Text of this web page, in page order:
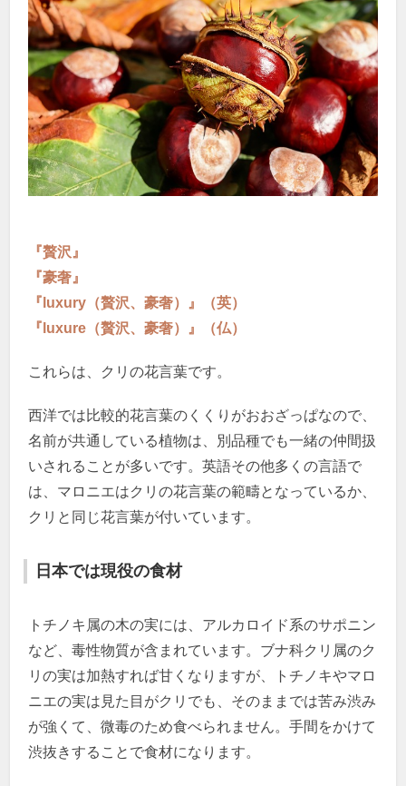
『贅沢』
『豪奢』
『luxury（贅沢、豪奢）』（英）
『luxure（贅沢、豪奢）』（仏）
これらは、クリの花言葉です。
西洋では比較的花言葉のくくりがおおざっぱなので、
名前が共通している植物は、別品種でも一緒の仲間扱
いされることが多いです。英語その他多くの言語で
は、マロニエはクリの花言葉の範疇となっているか、
クリと同じ花言葉が付いています。
日本では現役の食材
トチノキ属の木の実には、アルカロイド系のサポニン
など、毒性物質が含まれています。ブナ科クリ属のク
リの実は加熱すれば甘くなりますが、トチノキやマロ
ニエの実は見た目がクリでも、そのままでは苦み渋み
が強くて、微毒のため食べられません。手間をかけて
渋抜きすることで食材になります。